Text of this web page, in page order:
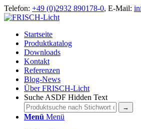
Telefon: +49 (0)2932 890178-0, E-Mail:
Startseite
Produktkatalog
Downloads
Kontakt
Referenzen
Blog-News
Über FRISCH-Licht
Suche ASDF Hidden Text
Menü Menü